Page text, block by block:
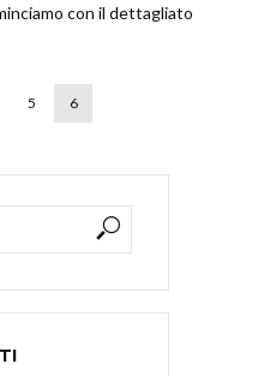
con il dettagliato
5 6